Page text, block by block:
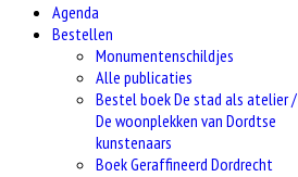
Agenda
Bestellen
Monumentenschildjes
Alle publicaties
Bestel boek De stad als atelier /
De woonplekken van Dordtse
kunstenaars
Boek Geraffineerd Dordrecht